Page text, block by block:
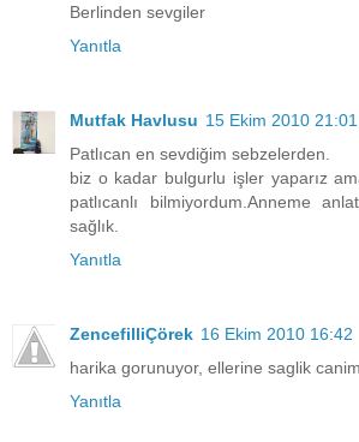
Berlinden sevgiler
Yanıtla
Mutfak Havlusu 15 Ekim 2010 21:01
Patlıcan en sevdiğim sebzelerden.
biz o kadar bulgurlu işler yaparız
patlıcanlı bilmiyordum.Anneme
sağlık.
Yanıtla
ZencefilliÇörek 16 Ekim 2010 16:42
harika gorunuyor, ellerine saglik
Yanıtla